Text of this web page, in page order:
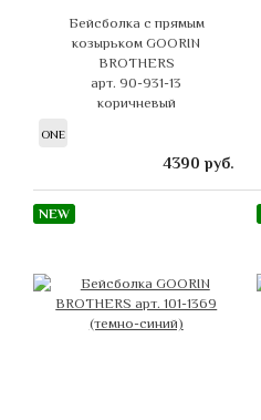
Бейсболка с прямым
козырьком GOORIN
BROTHERS
арт. 90-931-13
коричневый
ONE
4390 руб.
NEW